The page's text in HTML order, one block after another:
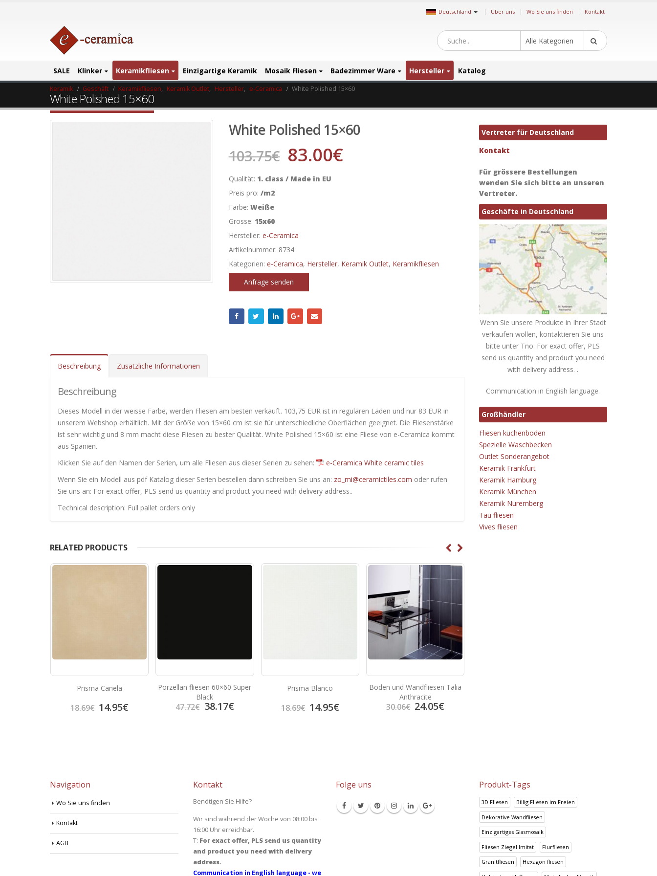
Deutschland | Über uns Wo Sie uns finden Kontakt
Alle Kategorien
SALE Klinker Keramikfliesen Einzigartige Keramik Mosaik Fliesen Badezimmer Ware Hersteller Katalog
Keramik Geschäft Keramikfliesen, Keramik Outlet, Hersteller, e-Ceramica White Polished 15×60
White Polished 15×60
White Polished 15×60
103.75€ 83.00€
Qualität: 1. class / Made in EU
Preis pro: /m2
Farbe: Weiße
Grosse: 15x60
Hersteller: e-Ceramica
Artikelnummer: 8734
Kategorien: e-Ceramica, Hersteller, Keramik Outlet, Keramikfliesen
Anfrage senden
Beschreibung Zusätzliche Informationen
Beschreibung
Dieses Modell in der weisse Farbe, werden Fliesen am besten verkauft. 103,75 EUR ist in regulären Läden und nur 83 EUR in
unserem Webshop erhältlich. Mit der Größe von 15×60 cm ist sie für unterschiedliche Oberflächen geeignet. Die Fliesenstärke
ist sehr wichtig und 8 mm macht diese Fliesen zu bester Qualität. White Polished 15×60 ist eine Fliese von e-Ceramica kommt
aus Spanien.
Klicken Sie auf den Namen der Serien, um alle Fliesen ​​aus dieser Serien zu sehen:
e-Ceramica White ceramic tiles
Wenn Sie ein Modell aus pdf Katalog dieser Serien bestellen dann schreiben Sie uns an: zo_mi@ceramictiles.com oder rufen
Sie uns an: For exact offer, PLS send us quantity and product you need with delivery address..
Technical description: Full pallet orders only
RELATED PRODUCTS
Prisma Canela
18.69€ 14.95€
Porzellan fliesen 60×60 Super
Black
47.72€ 38.17€
Prisma Blanco
18.69€ 14.95€
Boden und Wandfliesen Talia
Anthracite
30.06€ 24.05€
Vertreter für Deutschland
Kontakt
Für grössere Bestellungen
wenden Sie sich bitte an unseren
Vertreter.
Geschäfte in Deutschland
Wenn Sie unsere Produkte in Ihrer Stadt
verkaufen wollen, kontaktieren Sie uns
bitte unter Tno: For exact offer, PLS
send us quantity and product you need
with delivery address. .
Communication in English language.
Großhändler
Fliesen küchenboden
Spezielle Waschbecken
Outlet Sonderangebot
Keramik Frankfurt
Keramik Hamburg
Keramik München
Keramik Nuremberg
Tau fliesen
Vives fliesen
Navigation
Wo Sie uns finden
Kontakt
AGB
Kontakt
Benötigen Sie Hilfe?
Wir sind während der Woche von 08:00 bis
16:00 Uhr erreichbar.
T: For exact offer, PLS send us quantity
and product you need with delivery
address.
Communication in English language - we
Folge uns Produkt-Tags
3D Fliesen Billig Fliesen im Freien
Dekorative Wandfliesen
Einzigartiges Glasmosaik
Fliesen Ziegel Imitat Flurfliesen
Granitfliesen Hexagon fliesen